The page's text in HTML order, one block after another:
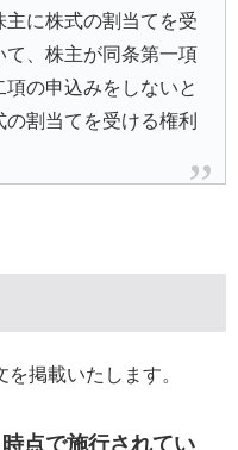
に株式の割当てを受
て、株主が同条第一項
の申込みをしないと
割当てを受ける権利
掲載いたします。
点で施行されてい